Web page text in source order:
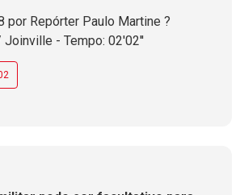
do pa&iacute;s
Repórter Paulo Martine ?
Joinville - Tempo: 02'02''